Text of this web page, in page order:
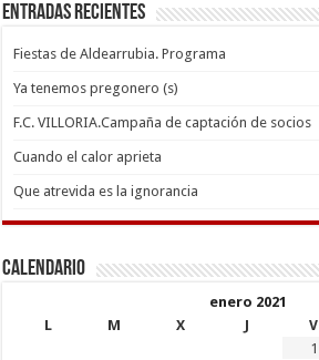
Entradas recientes
Fiestas de Aldearrubia. Programa
Ya tenemos pregonero (s)
F.C. VILLORIA.Campaña de captación de socios
Cuando el calor aprieta
Que atrevida es la ignorancia
Calendario
enero 2021
L
M X J V
1